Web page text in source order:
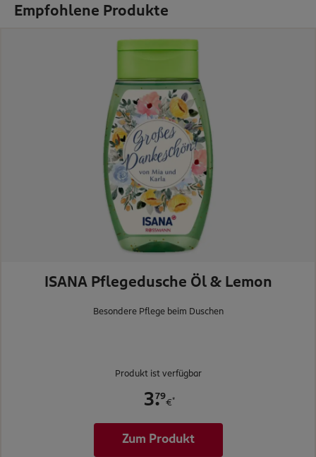
Empfohlene Produkte
ISANA Pflegedusche Öl & Lemon
Besondere Pflege beim Duschen
Produkt ist verfügbar
3.
79
€*
Zum Produkt